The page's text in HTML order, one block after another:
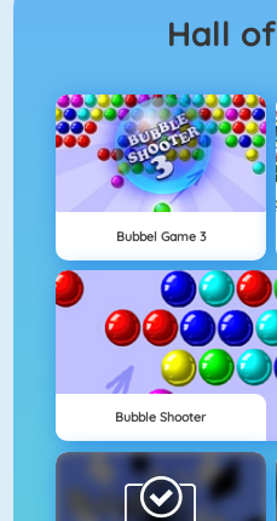
Hall of
Bubbel Game 3
Bubble Shooter